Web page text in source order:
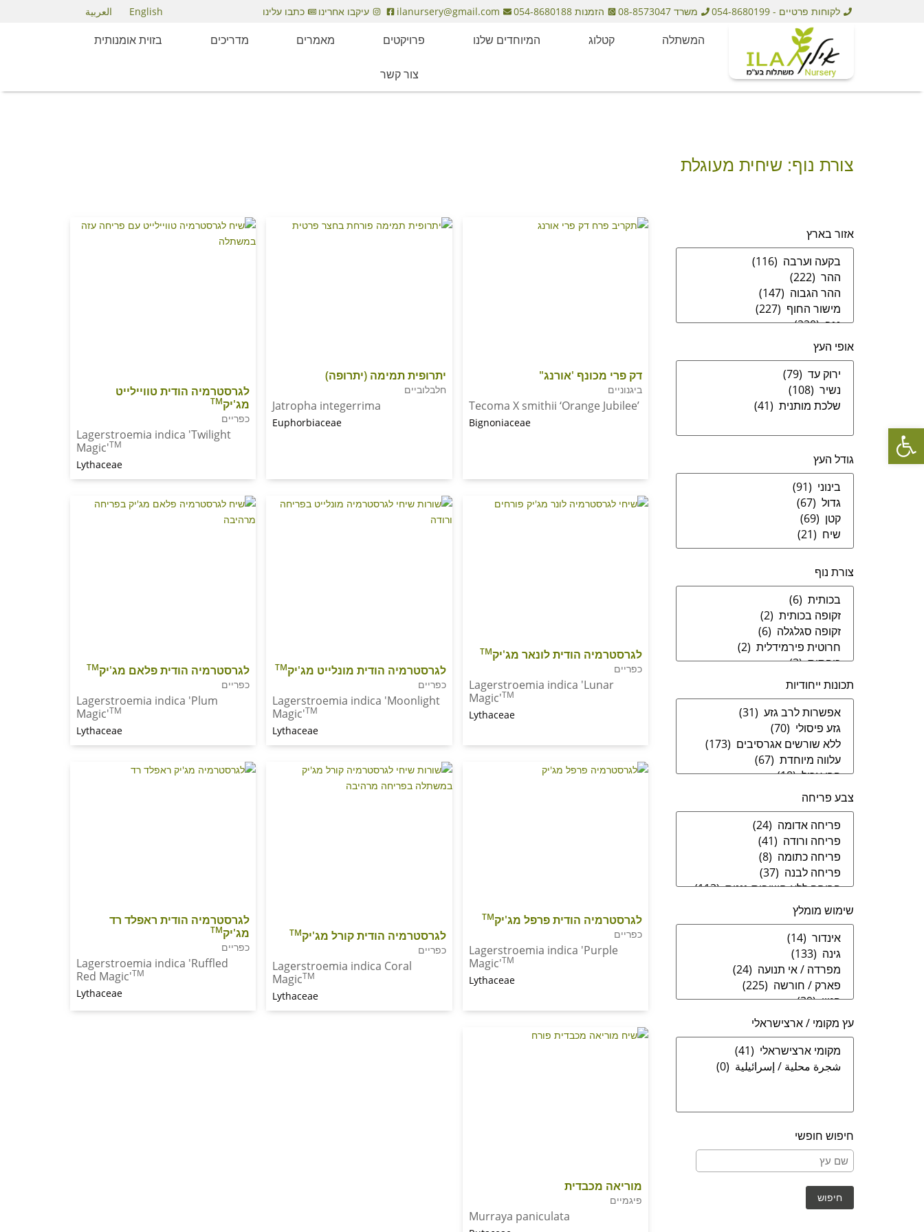
לקוחות פרטיים - 054-8680199 משרד 08-8573047 הזמנות 054-8680188 ilanursery@gmail.com עיקבו אחרינו כתבו עלינו English العربية
המשתלה קטלוג המיוחדים שלנו פרויקטים מאמרים מדריכים בזוית אומנותית
צור קשר
צורת נוף: שיחית מעוגלת
אזור בארץ
אופי העץ
גודל העץ
צורת נוף
תכונות ייחודיות
צבע פריחה
שימוש מומלץ
עץ מקומי / ארצישראלי
חיפוש חופשי
דק פרי מכונף 'אורנג"
ביגנוניים
Tecoma X smithii ‘Orange Jubilee’
Bignoniaceae
יתרופית תמימה (יתרופה)
חלבלוביים
Jatropha integerrima
Euphorbiaceae
לגרסטרמיה הודית טוויילייט
מג'יקTM
כפריים
Lagerstroemia indica 'Twilight
Magic'TM
Lythaceae
לגרסטרמיה הודית לונאר מג'יקTM
כפריים
Lagerstroemia indica 'Lunar
Magic'TM
Lythaceae
לגרסטרמיה הודית מונלייט מג'יקTM
כפריים
Lagerstroemia indica 'Moonlight
Magic'TM
Lythaceae
לגרסטרמיה הודית פלאם מג'יקTM
כפריים
Lagerstroemia indica 'Plum
Magic'TM
Lythaceae
לגרסטרמיה הודית פרפל מג'יקTM
כפריים
Lagerstroemia indica 'Purple
Magic'TM
Lythaceae
לגרסטרמיה הודית קורל מג'יקTM
כפריים
Lagerstroemia indica Coral
MagicTM
Lythaceae
לגרסטרמיה הודית ראפלד רד
מג'יקTM
כפריים
Lagerstroemia indica 'Ruffled
Red Magic'TM
Lythaceae
מוריאה מכבדית
פיגמיים
Murraya paniculata
פתח סרגל נגישות